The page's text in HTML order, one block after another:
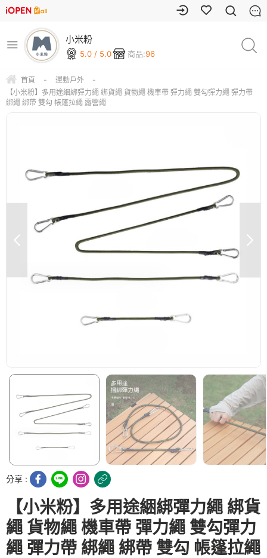
小米粉
5.0 / 5.0 商品:96
首頁 - 運動戶外
-
【小米粉】多用途綑綁彈力繩 綁貨繩 貨物繩 機車帶 彈力繩 雙勾彈力繩 彈力帶
綁繩 綁帶 雙勾 帳篷拉繩 露營繩
分享 :
【小米粉】多用途綑綁彈力繩 綁貨
繩 貨物繩 機車帶 彈力繩 雙勾彈力
繩 彈力帶 綁繩 綁帶 雙勾 帳篷拉繩